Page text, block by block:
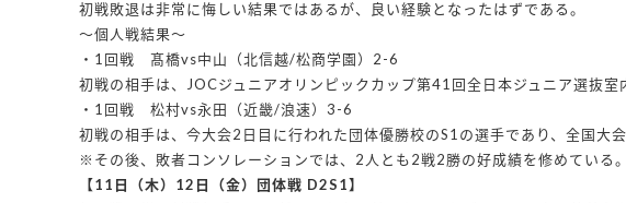
初戦敗退は非常に悔しい結果ではあるが、良い経験となったはずである。
〜個人戦結果〜
・1回戦 髙橋vs中山（北信越/松商学園）2-6
初戦の相手は、JOCジュニアオリンピックカップ第41回全日本ジュニア選抜
・1回戦 松村vs永田（近畿/浪速）3-6
初戦の相手は、今大会2日目に行われた団体優勝校のS1の選手であり、全国大
※その後、敗者コンソレーションでは、2人とも2戦2勝の好成績を修めている。
【11日（木）12日（金）団体戦 D2S1】